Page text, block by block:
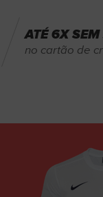
ATÉ 6X
no cartão de